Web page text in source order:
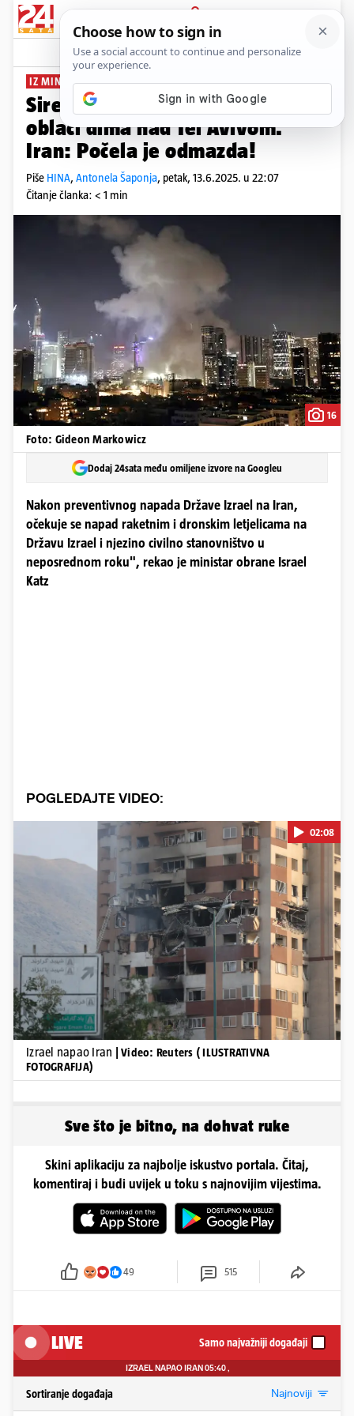
PRIJAVA
News Komentari
IZ MINUTE U MINUTU
Sirene diljem Izraela, ogromni
oblaci dima nad Tel Avivom.
Iran: Počela je odmazda!
Piše HINA, Antonela Šaponja, petak, 13.6.2025. u 22:07
Čitanje članka: < 1 min
16
Foto: Gideon Markowicz
Dodaj 24sata među omiljene izvore na Googleu
Nakon preventivnog napada Države Izrael na Iran,
očekuje se napad raketnim i dronskim letjelicama na
Državu Izrael i njezino civilno stanovništvo u
neposrednom roku", rekao je ministar obrane Israel
Katz
POGLEDAJTE VIDEO:
Pokretanje videa...
02:08
Izrael napao Iran
| Video: Reuters ( ILUSTRATIVNA
FOTOGRAFIJA)
Sve što je bitno, na dohvat ruke
Skini aplikaciju za najbolje iskustvo portala. Čitaj,
komentiraj i budi uvijek u toku s najnovijim vijestima.
49 515
LIVE Samo najvažniji događaji
IZRAEL NAPAO IRAN 05:40 ,
Sortiranje događaja Najnoviji